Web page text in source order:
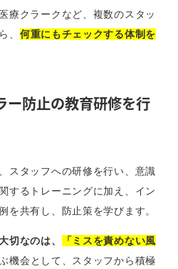
療クラークなど、複数のスタッ
、 何重にもチェックする体制を
ー防止の教育研修を行
スタッフへの研修を行い、意識
するトレーニングに加え、イン
を共有し、防止策を学びます。
切なのは、
「ミスを責めない風
機会として、スタッフから積極